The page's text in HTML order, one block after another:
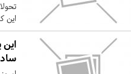
این